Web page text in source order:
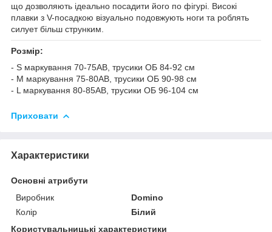
що дозволяють ідеально посадити його по фігурі. Високі
плавки з V-посадкою візуально подовжують ноги та роблять
силует більш струнким.
Розмір:
- S маркування 70-75АВ, трусики ОБ 84-92 см
- M маркування 75-80АВ, трусики ОБ 90-98 см
- L маркування 80-85АВ, трусики ОБ 96-104 см
Приховати
Характеристики
Основні атрибути
Виробник
Domino
Колір
Білий
Користувальницькі характеристики